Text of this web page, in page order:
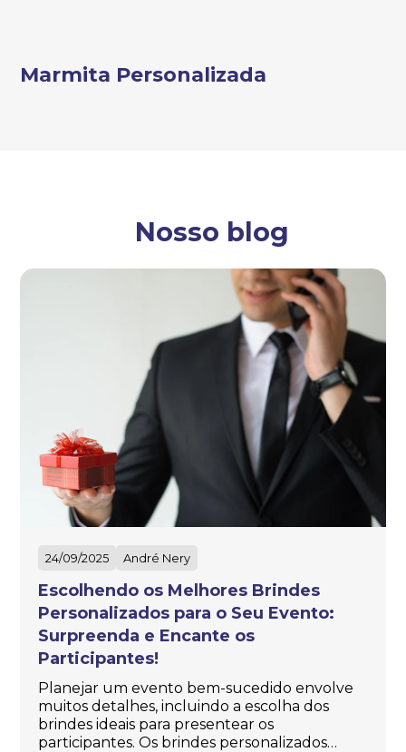
Marmita Personalizada
Nosso blog
24/09/2025 André Nery
Escolhendo os Melhores Brindes
Personalizados para o Seu Evento:
Surpreenda e Encante os
Participantes!
Planejar um evento bem-sucedido envolve
muitos detalhes, incluindo a escolha dos
brindes ideais para presentear os
participantes. Os brindes personalizados…